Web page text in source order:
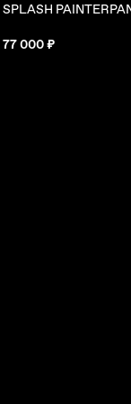
SPLASH
77 000 ₽